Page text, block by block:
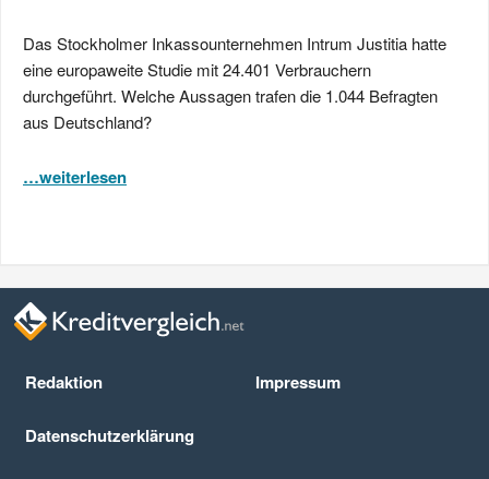
Das Stockholmer Inkassounternehmen Intrum Justitia hatte
eine europaweite Studie mit 24.401 Verbrauchern
durchgeführt. Welche Aussagen trafen die 1.044 Befragten
aus Deutschland?
…weiterlesen
Redaktion Impressum
Datenschutz­erklärung